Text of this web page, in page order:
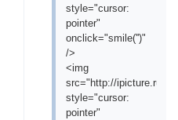
style="cursor:
pointer"
onclick="smile('')"
/>
<img
src="http://ipicture.ru/
style="cursor:
pointer"